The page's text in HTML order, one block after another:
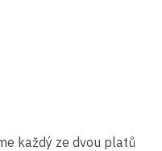
každý ze dvou platů